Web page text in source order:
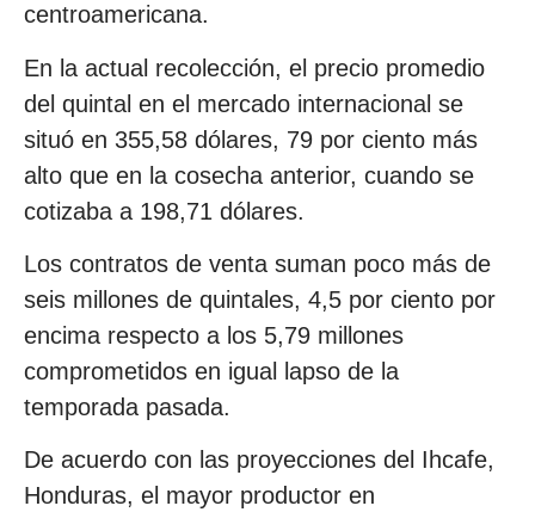
centroamericana.
En la actual recolección, el precio promedio
del quintal en el mercado internacional se
situó en 355,58 dólares, 79 por ciento más
alto que en la cosecha anterior, cuando se
cotizaba a 198,71 dólares.
Los contratos de venta suman poco más de
seis millones de quintales, 4,5 por ciento por
encima respecto a los 5,79 millones
comprometidos en igual lapso de la
temporada pasada.
De acuerdo con las proyecciones del Ihcafe,
Honduras, el mayor productor en